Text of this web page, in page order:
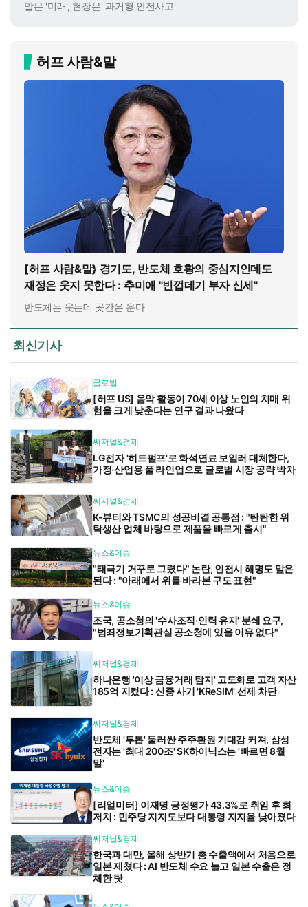
말은 '미래', 현장은 '과거형 안전사고'
허프 사람&말
[허프 사람&말} 경기도, 반도체 호황의 중심지인데도
재정은 웃지 못한다 : 추미애 "빈껍데기 부자 신세"
반도체는 웃는데 곳간은 운다
최신기사
글로벌
[허프 US] 음악 활동이 70세 이상 노인의 치매 위
험을 크게 낮춘다는 연구 결과 나왔다
씨저널&경제
LG전자 '히트펌프'로 화석연료 보일러 대체한다,
가정·산업용 풀 라인업으로 글로벌 시장 공략 박차
씨저널&경제
K-뷰티와 TSMC의 성공비결 공통점 : "탄탄한 위
탁생산 업체 바탕으로 제품을 빠르게 출시"
뉴스&이슈
"태극기 거꾸로 그렸다" 논란, 인천시 해명도 말은
된다 : "아래에서 위를 바라본 구도 표현"
뉴스&이슈
조국, 공소청의 '수사조직·인력 유지' 분쇄 요구,
"범죄정보기획관실 공소청에 있을 이유 없다"
씨저널&경제
하나은행 '이상 금융거래 탐지' 고도화로 고객 자산
185억 지켰다 : 신종 사기 'KReSIM' 선제 차단
씨저널&경제
반도체 '투톱' 둘러싼 주주환원 기대감 커져, 삼성
전자는 '최대 200조' SK하이닉스는 '빠르면 8월
말'
뉴스&이슈
[리얼미터] 이재명 긍정평가 43.3%로 취임 후 최
저치 : 민주당 지지도보다 대통령 지지율 낮아졌다
씨저널&경제
한국과 대만, 올해 상반기 총 수출액에서 처음으로
일본 제쳤다 : AI 반도체 수요 늘고 일본 수출은 정
체한 탓